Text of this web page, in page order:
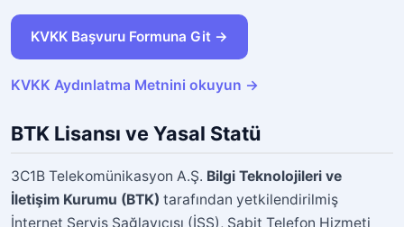
KVKK Başvuru Formuna Git →
KVKK Aydınlatma Metnini okuyun →
BTK Lisansı ve Yasal Statü
3C1B Telekomünikasyon A.Ş. Bilgi Teknolojileri ve
İletişim Kurumu (BTK) tarafından yetkilendirilmiş
İnternet Servis Sağlayıcısı (İSS), Sabit Telefon Hizmeti